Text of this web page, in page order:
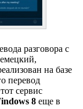
разговора с
на базе
перевод
сервис
8 еще в